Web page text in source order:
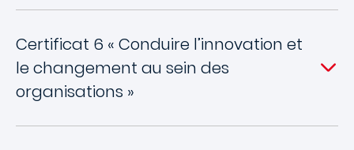
Certificat 6 « Conduire l’innovation et
le changement au sein des
organisations »